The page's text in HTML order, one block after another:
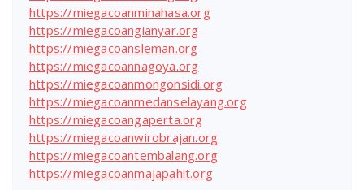
https://miegacoanminahasa.org
https://miegacoangianyar.org
https://miegacoansleman.org
https://miegacoannagoya.org
https://miegacoanmongonsidi.org
https://miegacoanmedanselayang.org
https://miegacoangaperta.org
https://miegacoanwirobrajan.org
https://miegacoantembalang.org
https://miegacoanmajapahit.org